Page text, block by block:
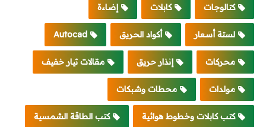
كتالوجات كابلات إضاءة
لستة أسعار أكواد الحريق Autocad
محركات إنذار حريق مقالات تيار خفيف
مولدات محطات وشبكات
كتب كابلات وخطوط هوائية كتب الطاقة الشمسية